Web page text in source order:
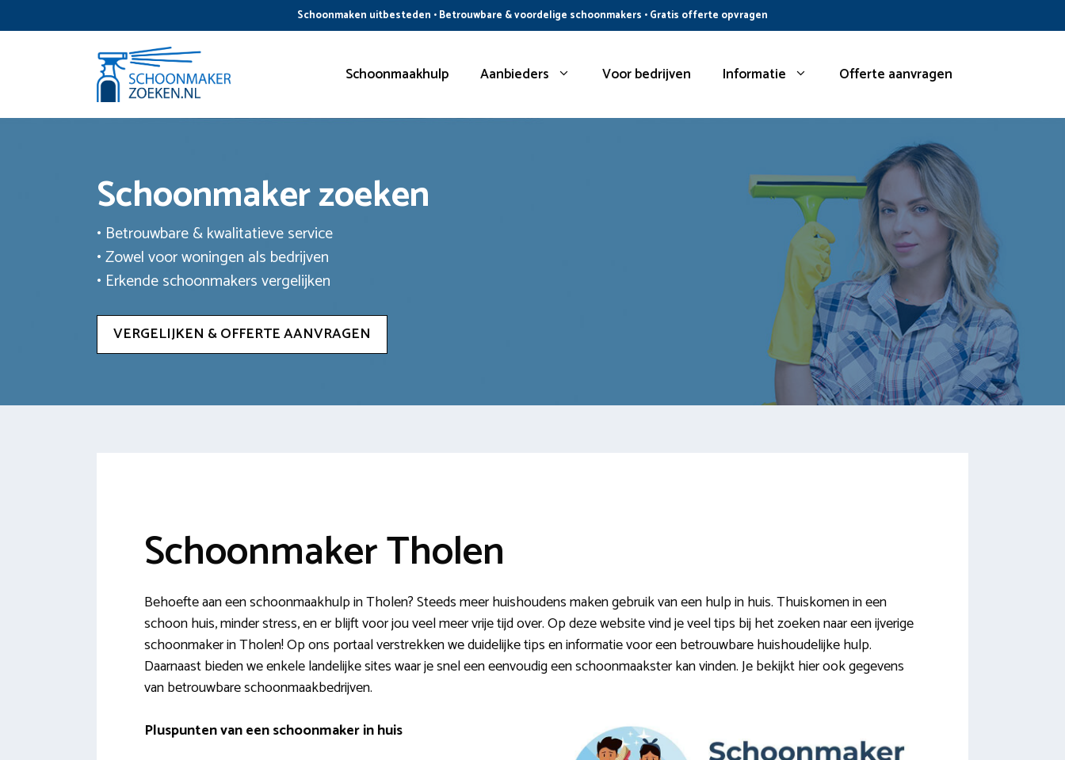
naar
Schoonmaken uitbesteden • Betrouwbare & voordelige schoonmakers • Gratis offerte opvragen
Schoonmaakhulp Aanbieders Voor bedrijven Informatie Offerte aanvragen
Schoonmaker zoeken
• Betrouwbare & kwalitatieve service
• Zowel voor woningen als bedrijven
• Erkende schoonmakers vergelijken
VERGELIJKEN & OFFERTE AANVRAGEN
Schoonmaker Tholen
Behoefte aan een schoonmaakhulp in Tholen? Steeds meer huishoudens maken gebruik van een hulp in huis. Thuiskomen in een
schoon huis, minder stress, en er blijft voor jou veel meer vrije tijd over. Op deze website vind je veel tips bij het zoeken naar een ijverige
schoonmaker in Tholen! Op ons portaal verstrekken we duidelijke tips en informatie voor een betrouwbare huishoudelijke hulp.
Daarnaast bieden we enkele landelijke sites waar je snel een eenvoudig een schoonmaakster kan vinden. Je bekijkt hier ook gegevens
van betrouwbare schoonmaakbedrijven.
Pluspunten van een schoonmaker in huis